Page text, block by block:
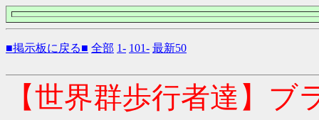
■掲示板に戻る■ 全部 1- 101- 最新50
【世界群歩行者達】